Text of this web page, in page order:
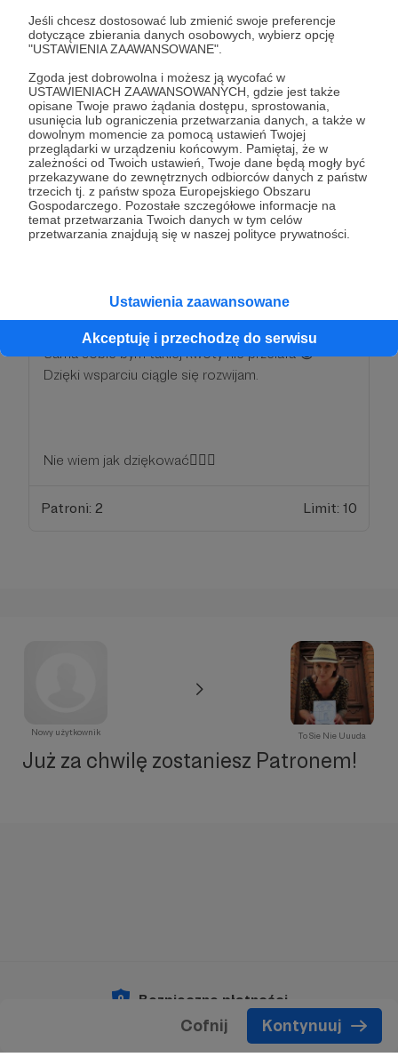
Jeśli chcesz dostosować lub zmienić swoje preferencje
dotyczące zbierania danych osobowych, wybierz opcję
"USTAWIENIA ZAAWANSOWANE".
Zgoda jest dobrowolna i możesz ją wycofać w
USTAWIENIACH ZAAWANSOWANYCH, gdzie jest także
opisane Twoje prawo żądania dostępu, sprostowania,
usunięcia lub ograniczenia przetwarzania danych, a także w
dowolnym momencie za pomocą ustawień Twojej
przeglądarki w urządzeniu końcowym. Pamiętaj, że w
zależności od Twoich ustawień, Twoje dane będą mogły być
przekazywane do zewnętrznych odbiorców danych z państw
trzecich tj. z państw spoza Europejskiego Obszaru
Gospodarczego. Pozostałe szczegółowe informacje na
temat przetwarzania Twoich danych w tym celów
przetwarzania znajdują się w naszej polityce prywatności.
Ustawienia zaawansowane
Akceptuję i przechodzę do serwisu
50 zł miesięcznie
Nooooo ludzie! To już serio nie przelewki!
Wielkie dzięki❤️
Jesteś moim bohaterem odcinka itd itd
Patroni: 8 Limit: 50
Jeśli jesteś aż tutaj, nie ma innej opcji
Ty mnie serio lubisz 🙈
Sama sobie bym takiej kwoty nie przelała 😅
Dzięki wsparciu ciągle się rozwijam.
Nie wiem jak dziękować🤷🏻‍♀️
Patroni: 2 Limit: 10
Cofnij Kontynuuj
Nowy użytkownik To Sie Nie Uuuda
Już za chwilę zostaniesz Patronem!
Bezpieczne płatności